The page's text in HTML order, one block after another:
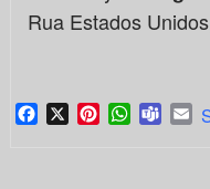
Rua Estados
Facebook
X Pinterest